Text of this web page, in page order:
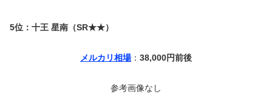
5位：十王 星南（SR★★）
メルカリ相場： 38,000円前後
参考画像なし